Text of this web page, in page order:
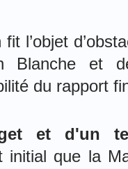
l’objet
et
du rapport
et d'un
initial que la